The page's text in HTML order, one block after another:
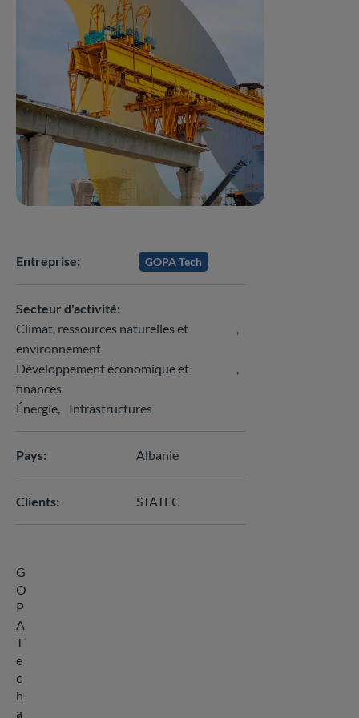
Entreprise GOPA Tech
Secteur d'activité
Climat, ressources naturelles et
environnement
Développement économique et
finances
Énergie
Infrastructures
Pays Albanie
Clients STATEC
G
O
P
A
T
e
c
h
a